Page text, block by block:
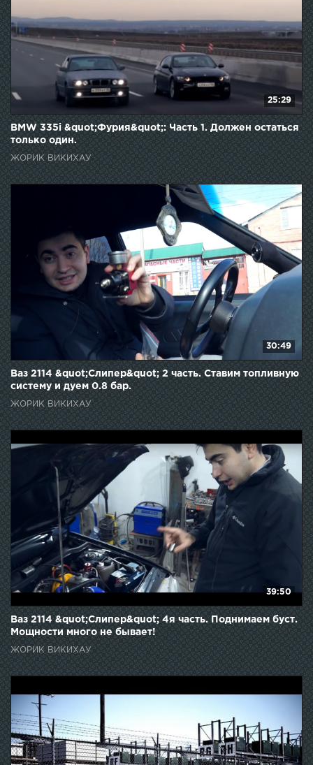
25:29
BMW 335i &quot;Фурия&quot;: Часть 1. Должен остаться
только один.
ЖОРИК ВИКИХАУ
30:49
Ваз 2114 &quot;Слипер&quot; 2 часть. Ставим топливную
систему и дуем 0.8 бар.
ЖОРИК ВИКИХАУ
39:50
Ваз 2114 &quot;Слипер&quot; 4я часть. Поднимаем буст.
Мощности много не бывает!
ЖОРИК ВИКИХАУ